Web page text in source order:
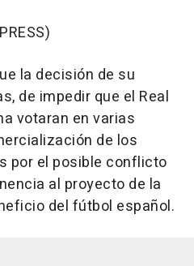
la decisión de su
de impedir que el Real
votaran en varias
de los
por el posible conflicto
al proyecto de la
del fútbol español.